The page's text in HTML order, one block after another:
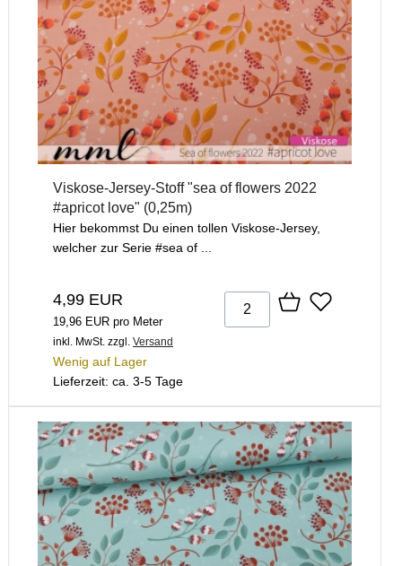
Viskose-Jersey-Stoff "sea of flowers 2022
#apricot love" (0,25m)
Hier bekommst Du einen tollen Viskose-Jersey,
welcher zur Serie #sea of ...
4,99 EUR
19,96 EUR pro Meter
inkl. MwSt. zzgl. Versand
Wenig auf Lager
Lieferzeit: ca. 3-5 Tage